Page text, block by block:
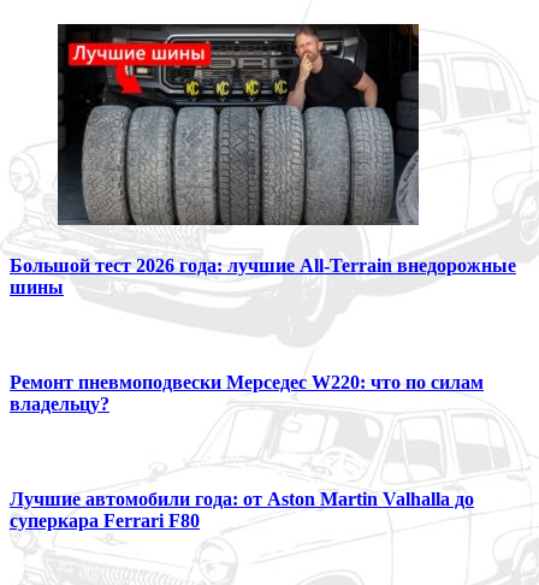
Большой тест 2026 года: лучшие All-Terrain внедорожные
шины
Ремонт пневмоподвески Мерседес W220: что по силам
владельцу?
Лучшие автомобили года: от Aston Martin Valhalla до
суперкара Ferrari F80